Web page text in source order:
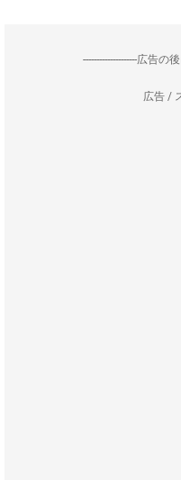
--------------------広告の
広告 /